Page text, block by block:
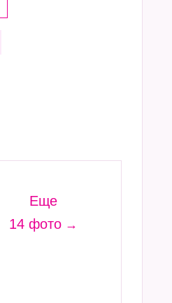
Еще
14 фото